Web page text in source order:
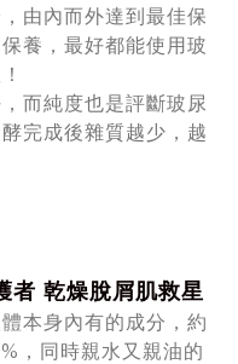
由內而外達到最佳保
養，最好都能使用玻
而純度也是評斷玻尿
完成後雜質越少，越
者 乾燥脫屑肌救星
本身內有的成分，約
，同時親水又親油的